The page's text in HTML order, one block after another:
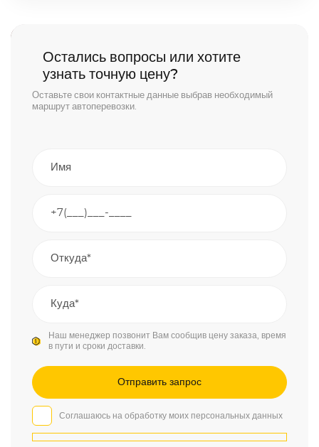
Остались вопросы или хотите
узнать точную цену?
Оставьте свои контактные данные выбрав необходимый
маршрут автоперевозки.
Наш менеджер позвонит Вам сообщив цену заказа, время
в пути и сроки доставки.
Соглашаюсь на обработку моих персональных данных